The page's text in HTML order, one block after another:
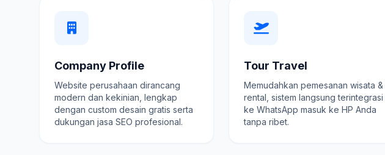
Company Profile
Website perusahaan dirancang
modern dan kekinian, lengkap
dengan custom desain gratis serta
dukungan jasa SEO profesional.
Tour Travel
Memudahkan pemesanan wisata &
rental, sistem langsung terintegrasi
ke WhatsApp masuk ke HP Anda
tanpa ribet.